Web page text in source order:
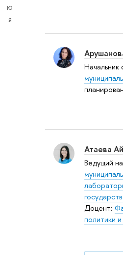
Ю
Я
Начальник
Атаева
Ведущий
Доцент:
политики